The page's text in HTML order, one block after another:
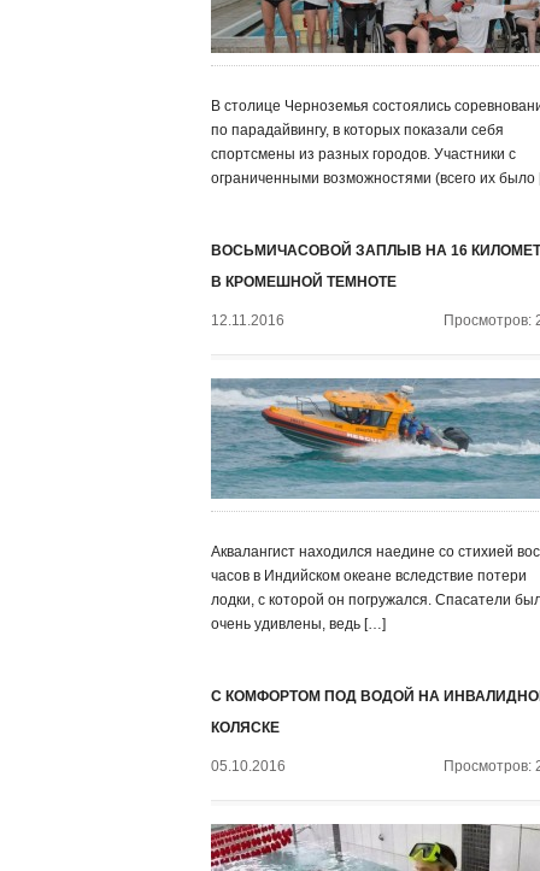
В столице Черноземья состоялись
по парадайвингу, в которых показали себя
спортсмены из разных городов. Участники с
ограниченными возможностями (всего их
ВОСЬМИЧАСОВОЙ ЗАПЛЫВ НА 16
В КРОМЕШНОЙ ТЕМНОТЕ
12.11.2016 Просмотров:
Аквалангист находился наедине со стихией
часов в Индийском океане вследствие потери
лодки, с которой он погружался. Спасатели
очень удивлены, ведь […]
С КОМФОРТОМ ПОД ВОДОЙ НА
КОЛЯСКЕ
05.10.2016 Просмотров: